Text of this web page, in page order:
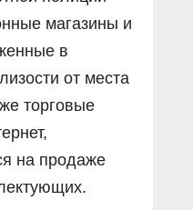
магазины и
в
от места
торговые
на продаже